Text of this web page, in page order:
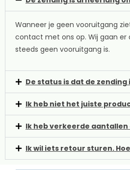
Wanneer je geen vooruitgang
contact met ons op. Wij gaan er
steeds geen vooruitgang is.
De status is dat de
Ik heb niet het juiste
Ik heb verkeerde
Ik wil iets retour sturen.